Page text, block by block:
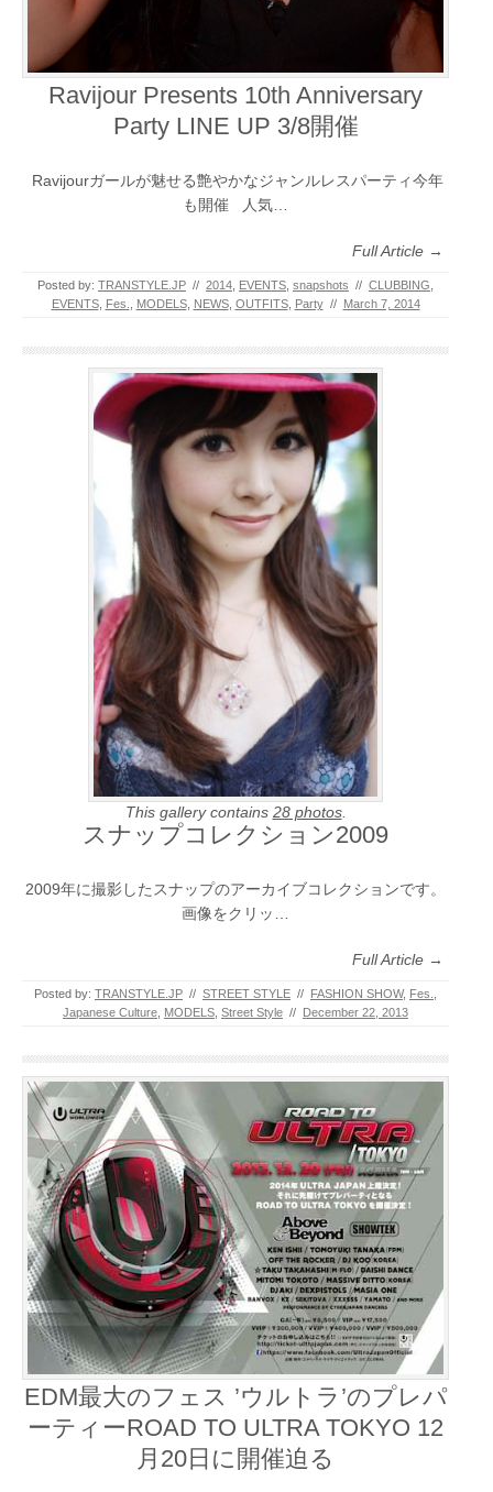
Ravijour Presents 10th Anniversary
Party LINE UP 3/8開催
Ravijourガールが魅せる艶やかなジャンルレスパーティ今年
も開催 人気…
Full Article →
Posted by: TRANSTYLE.JP // 2014 EVENTS snapshots // CLUBBING
EVENTS, Fes. MODELS, NEWS, OUTFITS, Party // March 7, 2014
This gallery contains 28 photos.
スナップコレクション2009
2009年に撮影したスナップのアーカイブコレクションです。
画像をクリッ…
Full Article →
Posted by: TRANSTYLE.JP // STREET STYLE // FASHION SHOW, Fes.
Japanese Culture MODELS Street Style // December 22, 2013
EDM最大のフェス ’ウルトラ’のプレパ
ーティーROAD TO ULTRA TOKYO 12
月20日に開催迫る